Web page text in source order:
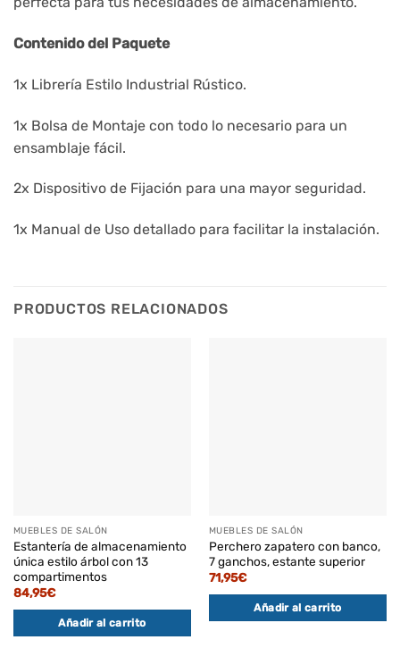
Contenido del Paquete
1x Librería Estilo Industrial Rústico.
1x Bolsa de Montaje con todo lo necesario para un
ensamblaje fácil.
2x Dispositivo de Fijación para una mayor seguridad.
1x Manual de Uso detallado para facilitar la instalación.
PRODUCTOS RELACIONADOS
MUEBLES DE SALÓN
Estantería de almacenamiento
única estilo árbol con 13
compartimentos
84,95€
Añadir al carrito
MUEBLES DE SALÓN
Perchero zapatero con banco,
7 ganchos, estante superior
71,95€
Añadir al carrito